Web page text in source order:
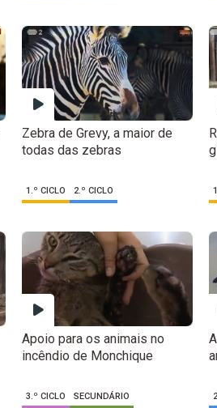
Zebra de Grevy, a maior de
todas das zebras
1.º CICLO 2.º CICLO
Apoio para os animais no
incêndio de Monchique
3.º CICLO SECUNDÁRIO